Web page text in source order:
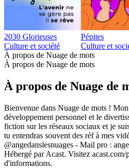
2030 Glorieuses
Culture et société
Pépites
Culture et
À propos de Nuage de mots
À propos de Nuage de mots
À propos de Nuage de
Bienvenue dans Nuage de mots !
développement personnel et le
fiction sur les réseaux sociaux et je
tu entendras souvent des réf à mes
@angedanslesnuages - Mail pro :
Hébergé par Acast. Visitez
d'informations.